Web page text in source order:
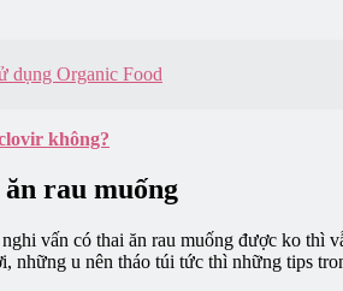
dụng Organic Food
không?
rau muống
vấn có thai ăn rau muống được ko
những u nên tháo túi tức thì những tips